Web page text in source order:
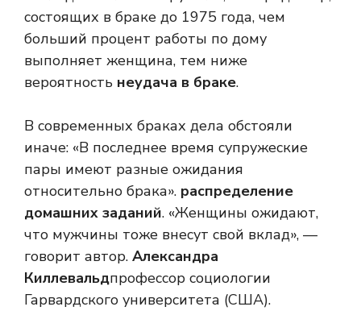
состоящих в браке до 1975 года, чем
больший процент работы по дому
выполняет женщина, тем ниже
вероятность неудача в браке.
В современных браках дела обстояли
иначе: «В последнее время супружеские
пары имеют разные ожидания
относительно брака». распределение
домашних заданий. «Женщины ожидают,
что мужчины тоже внесут свой вклад», —
говорит автор. Александра
Киллевальдпрофессор социологии
Гарвардского университета (США).